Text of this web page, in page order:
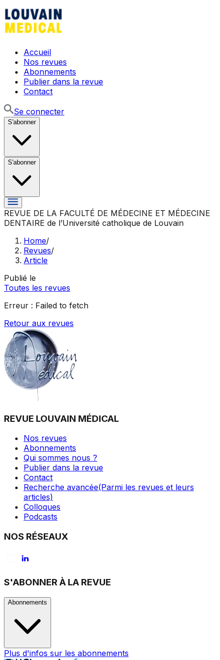
Accueil
Nos revues
Abonnements
Publier dans la revue
Contact
Se connecter
S'abonner
S'abonner
REVUE DE LA FACULTÉ DE MÉDECINE ET MÉDECINE
DENTAIRE de l’Université catholique de Louvain
Home/
Revues/
Article
Publié le
Toutes les revues
Erreur : Failed to fetch
Retour aux revues
REVUE LOUVAIN MÉDICAL
Nos revues
Abonnements
Qui sommes nous ?
Publier dans la revue
Contact
Recherche avancée(Parmi les revues et leurs
articles)
Colloques
Podcasts
NOS RÉSEAUX
S'ABONNER À LA REVUE
Abonnements
Plus d'infos sur les abonnements